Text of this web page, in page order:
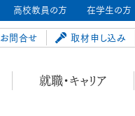
高校教員の方 在学生の方
就職・キャリア
お問合せ 取材申し込み